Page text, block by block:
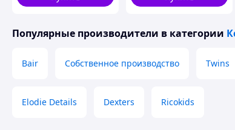
Популярные производители в категории
Bair Собственное производство Twins
Elodie Details Dexters Ricokids